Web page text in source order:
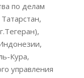
по делам
Кура,
управления